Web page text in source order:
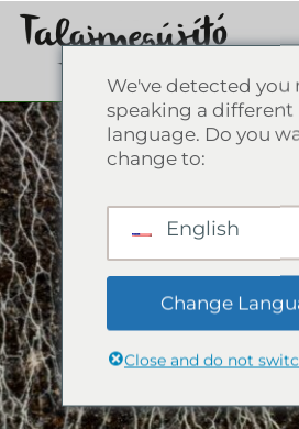
We've detected
speaking a different
language. Do you
change to:
English
Change
Close and do not